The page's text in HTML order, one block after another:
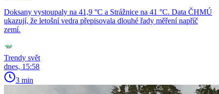
Doksany vystoupaly na 41,9 °C a Strážnice na 41 °C. Data ČHMÚ
ukazují, že letošní vedra přepisovala dlouhé řady měření napříč
zemí.
Trendy svět
dnes, 15:58
3 min